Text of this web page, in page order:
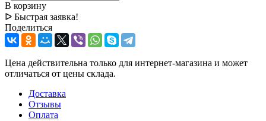
В корзину
ᐅ Быстрая заявка!
Поделиться
Цена действительна только для интернет-магазина и может
отличаться от цены склада.
Доставка
Отзывы
Оплата